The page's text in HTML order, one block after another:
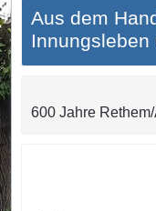
Aus dem
600 Jahre